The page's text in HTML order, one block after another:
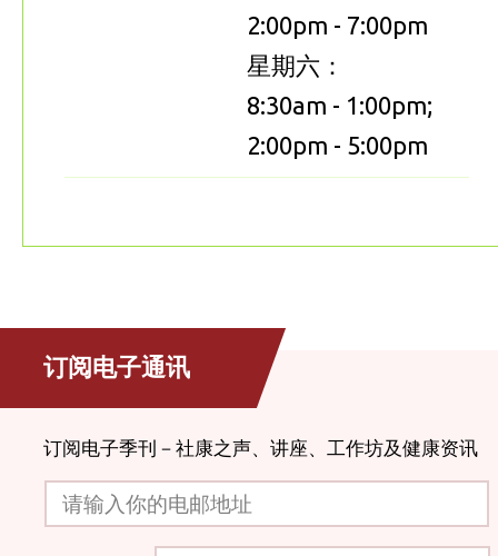
2:00pm - 7:00pm
星期六：
8:30am - 1:00pm;
2:00pm - 5:00pm
订阅电子通讯
订阅电子季刊－社康之声、讲座、工作坊及健康资讯
请输入你的电邮地址
验证码